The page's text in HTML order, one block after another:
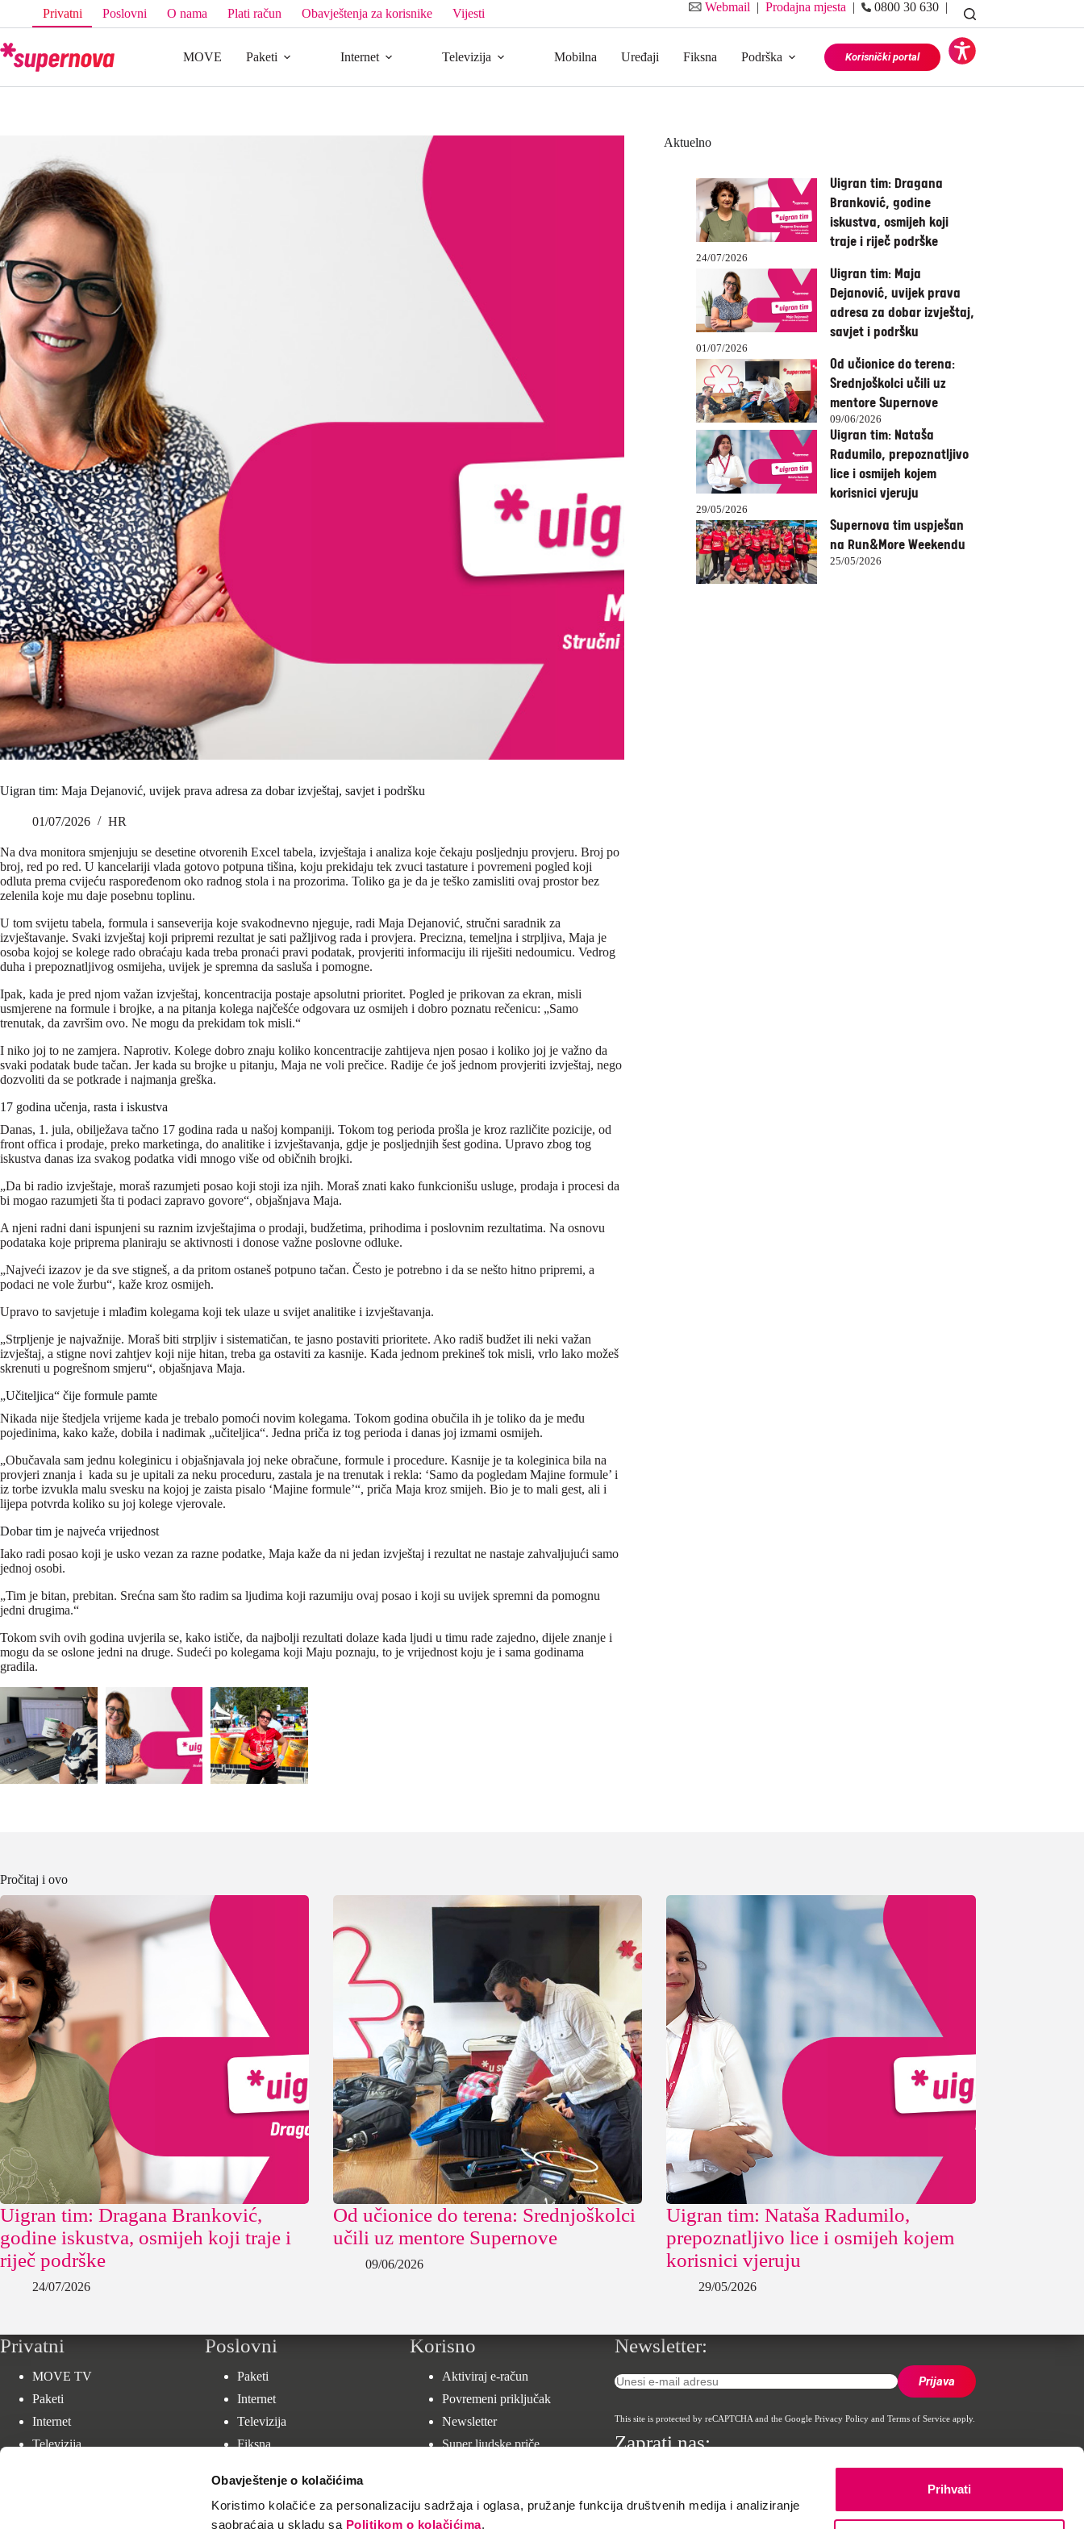
Obavještenje o kolačićima
Koristimo kolačiće za personalizaciju sadržaja i oglasa, pružanje funkcija društvenih medija i analiziranje
saobraćaja u skladu sa Politikom o kolačićima.
Prihvati
Privatni Poslovni O nama Plati račun Obavještenja za korisnike Vijesti Webmail | Prodajna mjesta | 0800 30 630 |
MOVE Paketi Internet Televizija Mobilna Uređaji Fiksna Podrška Korisnički portal
Uigran tim: Maja Dejanović, uvijek prava adresa za dobar izvještaj, savjet i podršku
01/07/2026 HR
Na dva monitora smjenjuju se desetine otvorenih Excel tabela, izvještaja i analiza koje čekaju posljednju provjeru. Broj po
broj, red po red. U kancelariji vlada gotovo potpuna tišina, koju prekidaju tek zvuci tastature i povremeni pogled koji
odluta prema cvijeću raspoređenom oko radnog stola i na prozorima. Toliko ga je da je teško zamisliti ovaj prostor bez
zelenila koje mu daje posebnu toplinu.
U tom svijetu tabela, formula i sanseverija koje svakodnevno njeguje, radi Maja Dejanović, stručni saradnik za
izvještavanje. Svaki izvještaj koji pripremi rezultat je sati pažljivog rada i provjera. Precizna, temeljna i strpljiva, Maja je
osoba kojoj se kolege rado obraćaju kada treba pronaći pravi podatak, provjeriti informaciju ili riješiti nedoumicu. Vedrog
duha i prepoznatljivog osmijeha, uvijek je spremna da sasluša i pomogne.
Ipak, kada je pred njom važan izvještaj, koncentracija postaje apsolutni prioritet. Pogled je prikovan za ekran, misli
usmjerene na formule i brojke, a na pitanja kolega najčešće odgovara uz osmijeh i dobro poznatu rečenicu: „Samo
trenutak, da završim ovo. Ne mogu da prekidam tok misli.“
I niko joj to ne zamjera. Naprotiv. Kolege dobro znaju koliko koncentracije zahtijeva njen posao i koliko joj je važno da
svaki podatak bude tačan. Jer kada su brojke u pitanju, Maja ne voli prečice. Radije će još jednom provjeriti izvještaj, nego
dozvoliti da se potkrade i najmanja greška.
17 godina učenja, rasta i iskustva
Danas, 1. jula, obilježava tačno 17 godina rada u našoj kompaniji. Tokom tog perioda prošla je kroz različite pozicije, od
front offica i prodaje, preko marketinga, do analitike i izvještavanja, gdje je posljednjih šest godina. Upravo zbog tog
iskustva danas iza svakog podatka vidi mnogo više od običnih brojki.
„Da bi radio izvještaje, moraš razumjeti posao koji stoji iza njih. Moraš znati kako funkcionišu usluge, prodaja i procesi da
bi mogao razumjeti šta ti podaci zapravo govore“, objašnjava Maja.
A njeni radni dani ispunjeni su raznim izvještajima o prodaji, budžetima, prihodima i poslovnim rezultatima. Na osnovu
podataka koje priprema planiraju se aktivnosti i donose važne poslovne odluke.
„Najveći izazov je da sve stigneš, a da pritom ostaneš potpuno tačan. Često je potrebno i da se nešto hitno pripremi, a
podaci ne vole žurbu“, kaže kroz osmijeh.
Upravo to savjetuje i mlađim kolegama koji tek ulaze u svijet analitike i izvještavanja.
„Strpljenje je najvažnije. Moraš biti strpljiv i sistematičan, te jasno postaviti prioritete. Ako radiš budžet ili neki važan
izvještaj, a stigne novi zahtjev koji nije hitan, treba ga ostaviti za kasnije. Kada jednom prekineš tok misli, vrlo lako možeš
skrenuti u pogrešnom smjeru“, objašnjava Maja.
„Učiteljica“ čije formule pamte
Nikada nije štedjela vrijeme kada je trebalo pomoći novim kolegama. Tokom godina obučila ih je toliko da je među
pojedinima, kako kaže, dobila i nadimak „učiteljica“. Jedna priča iz tog perioda i danas joj izmami osmijeh.
„Obučavala sam jednu koleginicu i objašnjavala joj neke obračune, formule i procedure. Kasnije je ta koleginica bila na
provjeri znanja i kada su je upitali za neku proceduru, zastala je na trenutak i rekla: ‘Samo da pogledam Majine formule’ i
iz torbe izvukla malu svesku na kojoj je zaista pisalo ‘Majine formule’“, priča Maja kroz smijeh. Bio je to mali gest, ali i
lijepa potvrda koliko su joj kolege vjerovale.
Dobar tim je najveća vrijednost
Iako radi posao koji je usko vezan za razne podatke, Maja kaže da ni jedan izvještaj i rezultat ne nastaje zahvaljujući samo
jednoj osobi.
„Tim je bitan, prebitan. Srećna sam što radim sa ljudima koji razumiju ovaj posao i koji su uvijek spremni da pomognu
jedni drugima.“
Tokom svih ovih godina uvjerila se, kako ističe, da najbolji rezultati dolaze kada ljudi u timu rade zajedno, dijele znanje i
mogu da se oslone jedni na druge. Sudeći po kolegama koji Maju poznaju, to je vrijednost koju je i sama godinama
gradila.
Aktuelno
Uigran tim: Dragana
Branković, godine
iskustva, osmijeh koji
traje i riječ podrške
24/07/2026
Uigran tim: Maja
Dejanović, uvijek prava
adresa za dobar izvještaj,
savjet i podršku
01/07/2026
Od učionice do terena:
Srednjoškolci učili uz
mentore Supernove
09/06/2026
Uigran tim: Nataša
Radumilo, prepoznatljivo
lice i osmijeh kojem
korisnici vjeruju
29/05/2026
Supernova tim uspješan
na Run&More Weekendu
25/05/2026
Pročitaj i ovo
Uigran tim: Dragana Branković,
godine iskustva, osmijeh koji traje i
riječ podrške
24/07/2026
Od učionice do terena: Srednjoškolci
učili uz mentore Supernove
09/06/2026
Uigran tim: Nataša Radumilo,
prepoznatljivo lice i osmijeh kojem
korisnici vjeruju
29/05/2026
Privatni
MOVE TV
Paketi
Internet
Televizija
Poslovni
Paketi
Internet
Televizija
Fiksna
Veleprodaja
Korisno
Aktiviraj e-račun
Povremeni priključak
Newsletter
Super ljudske priče
Karijera
Newsletter:
This site is protected by reCAPTCHA and the GooglePrivacy Policy andTerms of Service apply.
Zaprati nas: